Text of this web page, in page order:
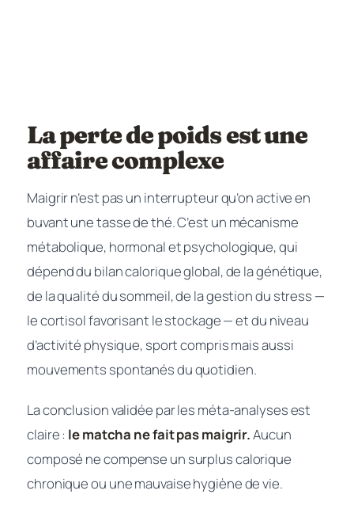
La perte de poids est une
affaire complexe
Maigrir n’est pas un interrupteur qu’on active en
buvant une tasse de thé. C’est un mécanisme
métabolique, hormonal et psychologique, qui
dépend du bilan calorique global, de la génétique,
de la qualité du sommeil, de la gestion du stress —
le cortisol favorisant le stockage — et du niveau
d’activité physique, sport compris mais aussi
mouvements spontanés du quotidien.
La conclusion validée par les méta-analyses est
claire : le matcha ne fait pas maigrir.Aucun
composé ne compense un surplus calorique
chronique ou une mauvaise hygiène de vie.